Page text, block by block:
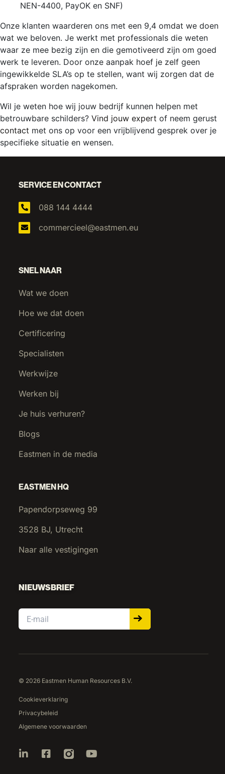
NEN-4400, PayOK en SNF)
Onze klanten waarderen ons met een 9,4 omdat we doen
wat we beloven. Je werkt met professionals die weten
waar ze mee bezig zijn en die gemotiveerd zijn om goed
werk te leveren. Door onze aanpak hoef je zelf geen
ingewikkelde SLA’s op te stellen, want wij zorgen dat de
afspraken worden nagekomen.
Wil je weten hoe wij jouw bedrijf kunnen helpen met
betrouwbare schilders? Vind jouw expert of neem gerust
contact met ons op voor een vrijblijvend gesprek over je
specifieke situatie en wensen.
SERVICE EN CONTACT
088 144 4444
commercieel@eastmen.eu
SNEL NAAR
Wat we doen
Hoe we dat doen
Certificering
Specialisten
Werkwijze
Werken bij
Je huis verhuren?
Blogs
Eastmen in de media
EASTMEN HQ
Papendorpseweg 99
3528 BJ, Utrecht
Naar alle vestigingen
NIEUWSBRIEF
Email
© 2026 Eastmen Human Resources B.V.
Cookieverklaring
Privacybeleid
Algemene voorwaarden